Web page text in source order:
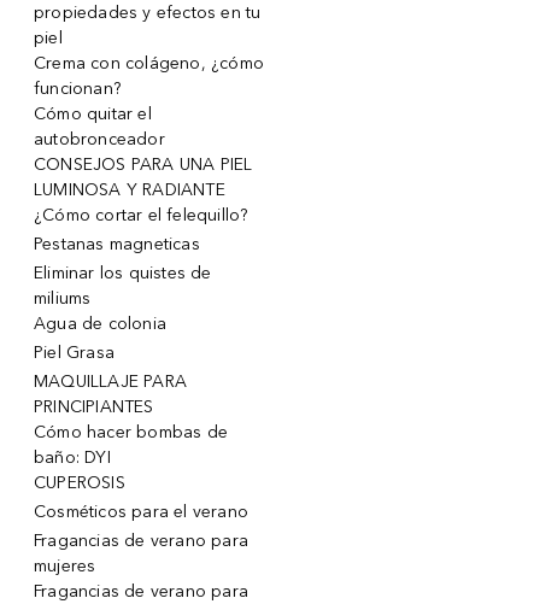
propiedades y efectos en tu
piel
Crema con colágeno, ¿cómo
funcionan?
Cómo quitar el
autobronceador
CONSEJOS PARA UNA PIEL
LUMINOSA Y RADIANTE
¿Cómo cortar el felequillo?
Pestanas magneticas
Eliminar los quistes de
miliums
Agua de colonia
Piel Grasa
MAQUILLAJE PARA
PRINCIPIANTES
Cómo hacer bombas de
baño: DYI
CUPEROSIS
Cosméticos para el verano
Fragancias de verano para
mujeres
Fragancias de verano para